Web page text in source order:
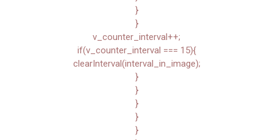
}
}
v_counter_interval++;
if(v_counter_interval === 15){
clearInterval(interval_in_image);
}
}
}
}
}